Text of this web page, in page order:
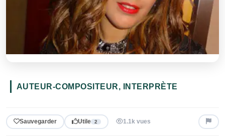
AUTEUR-COMPOSITEUR, INTERPRÈTE
Sauvegarder Utile 2 1.1k vues